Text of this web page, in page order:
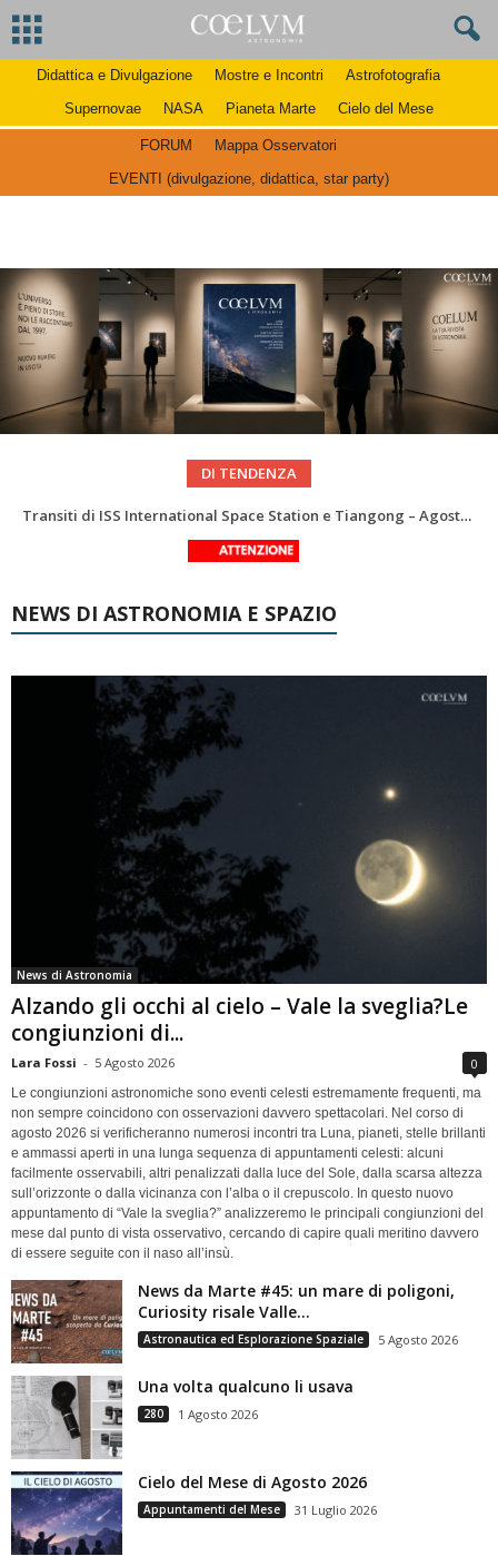
Didattica e Divulgazione Mostre e Incontri
Astrofotografia
Supernovae
NASA Pianeta Marte Cielo del Mese
FORUM
Mappa Osservatori
EVENTI (divulgazione, didattica, star party)
DI TENDENZA
La Luna del Mese – Agosto 2026
Le costellazioni di Agosto 2026: Delfino
NEWS DI ASTRONOMIA E SPAZIO
News di Astronomia
Alzando gli occhi al cielo – Vale la sveglia?Le
congiunzioni di...
Lara Fossi - 5 Agosto 2026 0
Le congiunzioni astronomiche sono eventi celesti estremamente frequenti, ma
non sempre coincidono con osservazioni davvero spettacolari. Nel corso di
agosto 2026 si verificheranno numerosi incontri tra Luna, pianeti, stelle brillanti
e ammassi aperti in una lunga sequenza di appuntamenti celesti: alcuni
facilmente osservabili, altri penalizzati dalla luce del Sole, dalla scarsa altezza
sull’orizzonte o dalla vicinanza con l’alba o il crepuscolo. In questo nuovo
appuntamento di “Vale la sveglia?” analizzeremo le principali congiunzioni del
mese dal punto di vista osservativo, cercando di capire quali meritino davvero
di essere seguite con il naso all’insù.
News da Marte #45: un mare di poligoni,
Curiosity risale Valle...
Astronautica ed Esplorazione Spaziale 5 Agosto 2026
Una volta qualcuno li usava
280 1 Agosto 2026
Cielo del Mese di Agosto 2026
Appuntamenti del Mese 31 Luglio 2026